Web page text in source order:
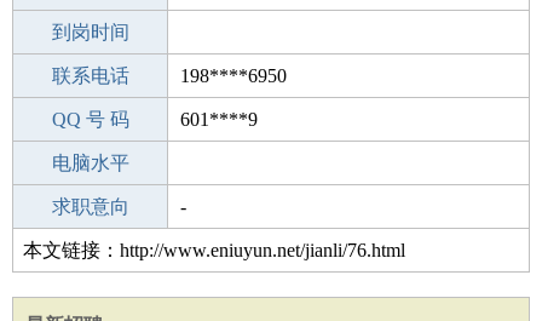
驾 照
到岗时间
期望月薪
联系电话 198****6950
手机号码 198****6950
QQ 号 码 601****9
微信号码
电脑水平
外语水平
求职意向 -
本文链接：http://www.eniuyun.net/jianli/76.html